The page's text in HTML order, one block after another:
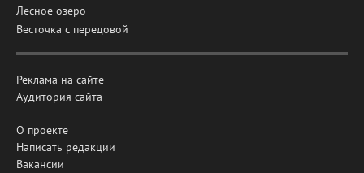
Лесное озеро
Весточка с передовой
Реклама на сайте
Аудитория сайта
О проекте
Написать редакции
Вакансии